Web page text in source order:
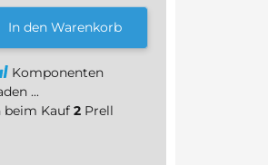
In den Warenkorb
Komponenten
...
beim Kauf 2 Prell